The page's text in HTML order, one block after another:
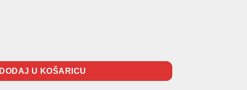
DODAJ U KOŠARICU